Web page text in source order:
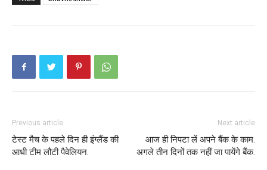
Previous article
टेस्ट मैच के पहले दिन ही इंग्लैंड की
आधी टीम लौटी पैवेलियन.
Next article
आज ही निपटा लें अपने बैंक के काम.
अगले तीन दिनों तक नहीं जा पायेंगे बैंक.